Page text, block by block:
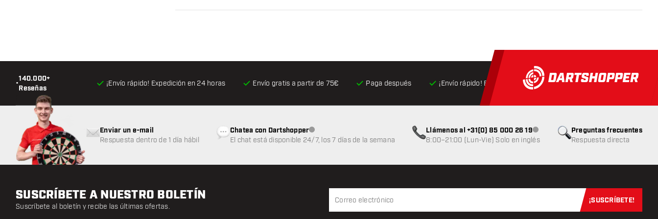
•
140.000+
Reseñas
¡Envío rápido! Expedición en 24 horas Envío gratis a partir de 75€ Paga después ¡Envío rápido! Expedición en 24 horas Envío gratisa partir
Preguntas frecuentes
Respuesta directa
Enviar un e-mail
Respuesta dentro de 1 día hábil
Chatea con DartshopperAtención al cliente no disponible
El chat está disponible 24/7, los 7 días de la semana
Llámenos al +31(0) 85 000 26 19Atención al cliente no disponible
8:00–21:00 (Lun-Vie) Solo en inglés
SUSCRÍBETE A NUESTRO BOLETÍN
Suscríbete al boletín y recibe las últimas ofertas.
Suscríbete
¡SUSCRÍBETE!